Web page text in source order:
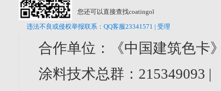
您还可以直接查找coatingol
违法不良或侵权举报联系：QQ客服23341571 | 受理
合作单位：《中国建筑色卡
涂料技术总群：